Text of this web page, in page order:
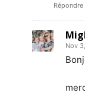
Répondre
Nov